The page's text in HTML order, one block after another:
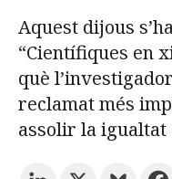
Aquest dijous
“Científiques en
què
reclamat més
assolir la igualtat